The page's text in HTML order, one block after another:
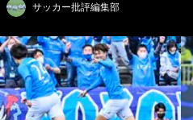
サッカー批評編集部